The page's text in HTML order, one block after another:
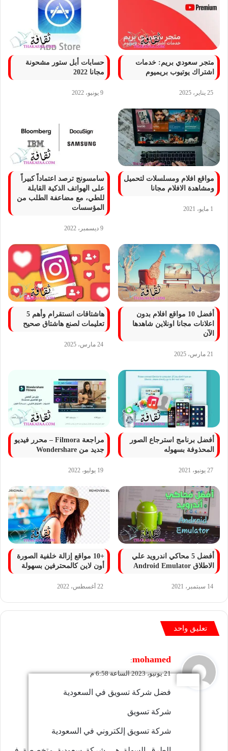
متجر سعودي بريم: خدمات
اشتراك يوتيوب بريميوم
25 يناير، 2025
حسابات أبل ستور مشحونة
مجانا 2022
9 يونيو، 2022
مواقع افلام ومسلسلات لتحميل
ومشاهدة الافلام مجانا
1 مايو، 2021
سامسونج ترصد اعتماداً كبيراً
على الهواتف الذكية القابلة
للطي، مع مضاعفة الطلب من
المؤسسات
9 ديسمبر، 2022
أفضل 10 مواقع افلام بدون
اعلانات مجانا اونلاين شاهدها
الآن
21 مارس، 2025
هاشتاقات انستقرام وأهم 5
تعليمات لصنع هاشتاق صحيح
24 مارس، 2025
أفضل برنامج استرجاع الصور
المحذوفة بسهوله
27 يونيو، 2021
مراجعة Filmora – محرر فيديو
جديد من Wondershare
19 يوليو، 2022
أفضل 5 محاكي اندرويد علي
الاطلاق Android Emulator
14 سبتمبر، 2021
+10 مواقع إزالة خلفية الصورة
أون لاين كالمحترفين بسهولة
22 أغسطس، 2022
تعليق واحد
ي
ل
mohamed
:
21 يونيو، 2023 الساعة 6:58 م
فضل شركة تسويق في السعودية
شركة تسويق
شركة تسويق إلكتروني في السعودية